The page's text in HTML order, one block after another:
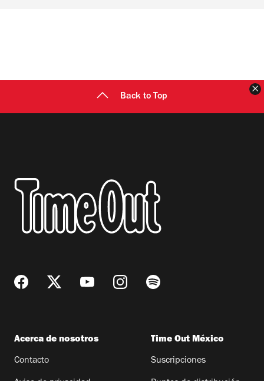
Back to Top
Acerca de nosotros
Contacto
Time Out México
Suscripciones